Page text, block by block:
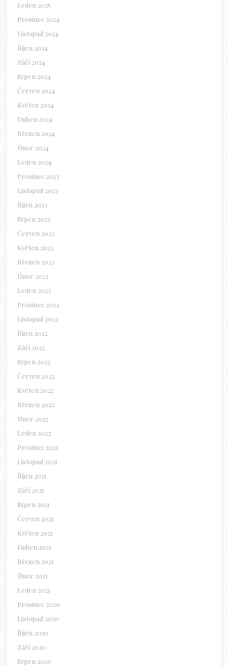
Leden 2025
Prosinec 2024
Listopad 2024
Říjen 2024
Září 2024
Srpen 2024
Červen 2024
Květen 2024
Duben 2024
Březen 2024
Únor 2024
Leden 2024
Prosinec 2023
Listopad 2023
Říjen 2023
Srpen 2023
Červen 2023
Květen 2023
Březen 2023
Únor 2023
Leden 2023
Prosinec 2022
Listopad 2022
Říjen 2022
Září 2022
Srpen 2022
Červen 2022
Květen 2022
Březen 2022
Únor 2022
Leden 2022
Prosinec 2021
Listopad 2021
Říjen 2021
Září 2021
Srpen 2021
Červen 2021
Květen 2021
Duben 2021
Březen 2021
Únor 2021
Leden 2021
Prosinec 2020
Listopad 2020
Říjen 2020
Září 2020
Srpen 2020